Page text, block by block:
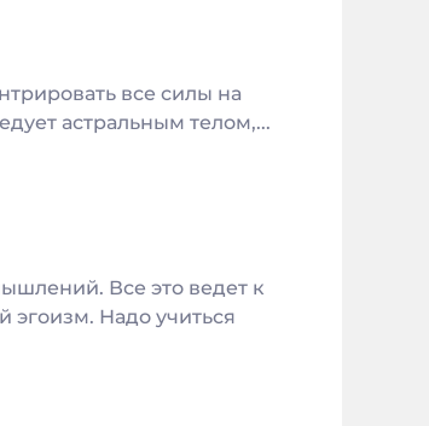
все силы на
астральным телом,...
Все это ведет к
Надо учиться